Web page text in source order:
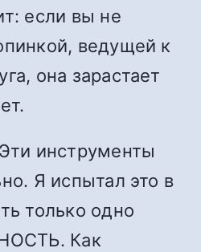
если вы не
ведущей к
она зарастает
инструменты
Я испытал это в
только одно
Как